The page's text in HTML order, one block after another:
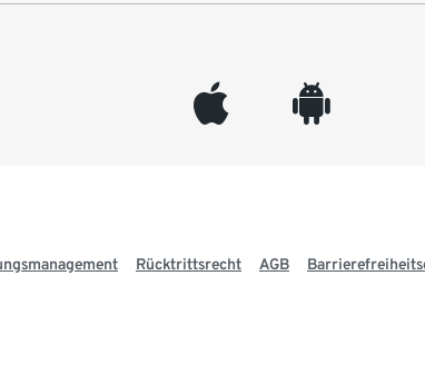
appleinc android
Rücktrittsrecht AGB